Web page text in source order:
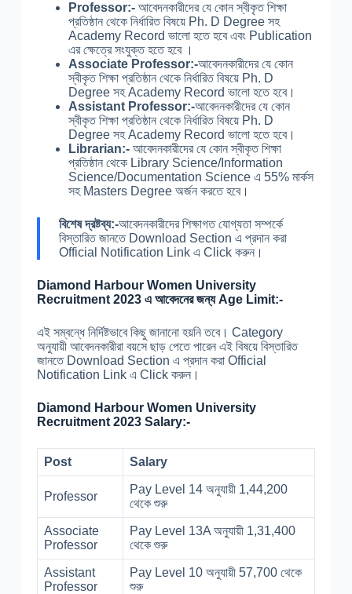
Professor:- আবেদনকারীদের যে কোন স্বীকৃত শিক্ষা
প্রতিষ্ঠান থেকে নির্ধারিত বিষয়ে Ph. D Degree সহ
Academy Record ভালো হতে হবে এবং Publication
এর ক্ষেত্রে সংযুক্ত হতে হবে ।
Associate Professor:-আবেদনকারীদের যে কোন
স্বীকৃত শিক্ষা প্রতিষ্ঠান থেকে নির্ধারিত বিষয়ে Ph. D
Degree সহ Academy Record ভালো হতে হবে।
Assistant Professor:-আবেদনকারীদের যে কোন
স্বীকৃত শিক্ষা প্রতিষ্ঠান থেকে নির্ধারিত বিষয়ে Ph. D
Degree সহ Academy Record ভালো হতে হবে।
Librarian:- আবেদনকারীদের যে কোন স্বীকৃত শিক্ষা
প্রতিষ্ঠান থেকে Library Science/Information
Science/Documentation Science এ 55% মার্কস
সহ Masters Degree অর্জন করতে হবে।
বিশেষ দ্রষ্টব্য:-আবেদনকারীদের শিক্ষাগত যোগ্যতা সম্পর্কে
বিস্তারিত জানতে Download Section এ প্রদান করা
Official Notification Link এ Click করুন।
Diamond Harbour Women University
Recruitment 2023 এ আবেদনের জন্য Age Limit:-
এই সম্বন্ধে নির্দিষ্টভাবে কিছু জানানো হয়নি তবে। Category
অনুযায়ী আবেদনকারীরা বয়সে ছাড় পেতে পারেন এই বিষয়ে বিস্তারিত
জানতে Download Section এ প্রদান করা Official
Notification Link এ Click করুন।
Diamond Harbour Women University
Recruitment 2023 Salary:-
Post Salary
Professor
Pay Level 14 অনুযায়ী 1,44,200
থেকে শুরু
Associate
Professor
Pay Level 13A অনুযায়ী 1,31,400
থেকে শুরু
Assistant
Professor
Pay Level 10 অনুযায়ী 57,700 থেকে
শুরু